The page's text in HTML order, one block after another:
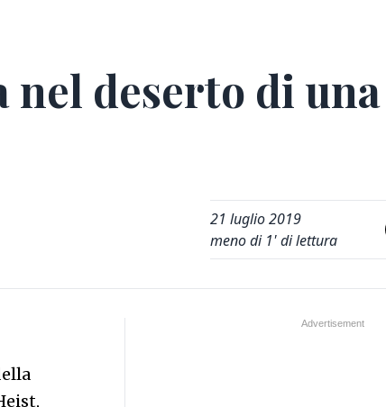
nel deserto di una
21 luglio 2019
meno di 1' di lettura